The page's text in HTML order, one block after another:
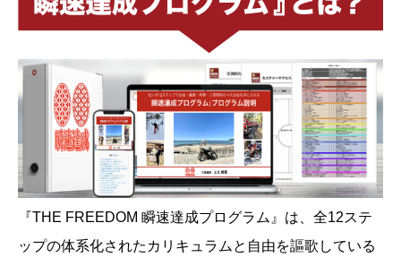
『THE FREEDOM 瞬速達成プログラム』は、全12ステ
ップの体系化されたカリキュラムと自由を謳歌している